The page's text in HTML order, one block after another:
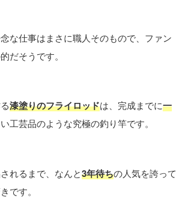
な仕事はまさに職人そのもので、ファン
だそうです。
漆塗りのフライロッドは、完成までに一
工芸品のような究極の釣り竿です。
れるまで、なんと3年待ちの人気を誇って
です。